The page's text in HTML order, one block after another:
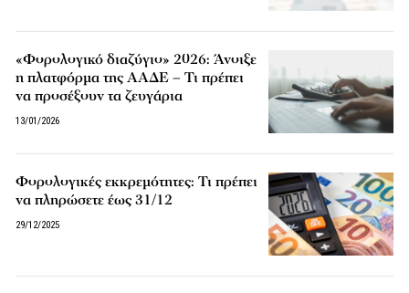
«Φορολογικό διαζύγιο» 2026: Άνοιξε
η πλατφόρμα της ΑΑΔΕ – Τι πρέπει
να προσέξουν τα ζευγάρια
13/01/2026
Φορολογικές εκκρεμότητες: Τι πρέπει
να πληρώσετε έως 31/12
29/12/2025